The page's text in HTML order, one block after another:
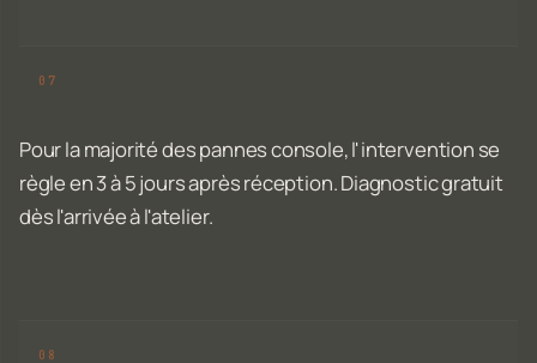
Pour la majorité des pannes console, l'intervention se
règle en 3 à 5 jours après réception. Diagnostic gratuit
dès l'arrivée à l'atelier.